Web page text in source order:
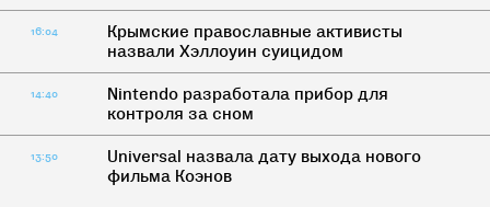
16:04
Крымские православные активисты
назвали Хэллоуин суицидом
14:40
Nintendo разработала прибор для
контроля за сном
13:50
Universal назвала дату выхода нового
фильма Коэнов